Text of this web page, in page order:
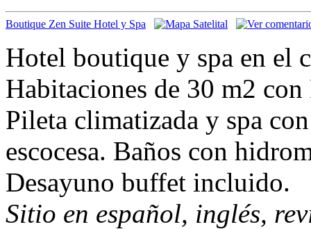
Boutique Zen Suite Hotel y Spa
Hotel boutique y spa en el
Habitaciones de 30 m2
Pileta climatizada y spa
escocesa. Baños con
Desayuno buffet incluido.
Sitio en español, inglés,